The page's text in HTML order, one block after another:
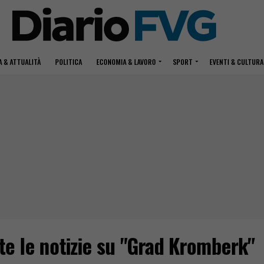
& ATTUALITÀ POLITICA ECONOMIA & LAVORO SPORT EVENTI & CULTURA
le notizie su "Grad Kromberk"